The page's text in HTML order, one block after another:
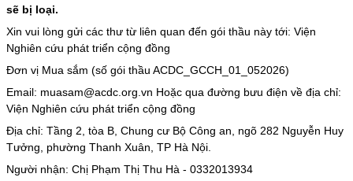
sẽ bị loại.
Xin vui lòng gửi các thư từ liên quan đến gói thầu này tới: Viện
Nghiên cứu phát triển cộng đồng
Đơn vị Mua sắm (số gói thầu ACDC_GCCH_01_052026)
Email: muasam@acdc.org.vn Hoặc qua đường bưu điện về địa chỉ:
Viện Nghiên cứu phát triển cộng đồng
Địa chỉ: Tầng 2, tòa B, Chung cư Bộ Công an, ngõ 282 Nguyễn Huy
Tưởng, phường Thanh Xuân, TP Hà Nội.
Người nhận: Chị Phạm Thị Thu Hà - 0332013934